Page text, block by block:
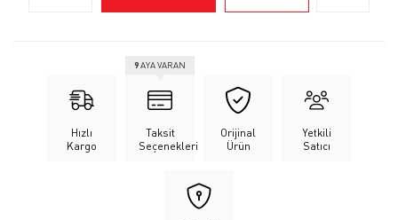
Hızlı
Kargo
Taksit
Seçenekleri
9AYA VARAN
Orijinal
Ürün
Yetkili
Satıcı